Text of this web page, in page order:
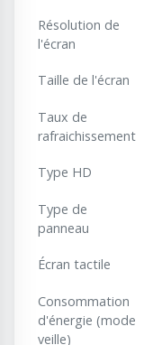
Résolution de
l'écran
Taille de l'écran
Taux de
rafraichissement
Type HD
Type de
panneau
Écran tactile
Consommation
d'énergie (mode
veille)